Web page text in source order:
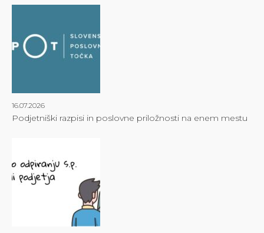
16.07.2026
Podjetniški razpisi in poslovne priložnosti na enem mestu